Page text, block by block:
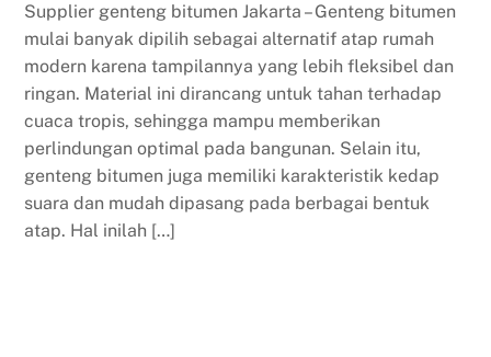
Supplier genteng bitumen Jakarta – Genteng bitumen
mulai banyak dipilih sebagai alternatif atap rumah
modern karena tampilannya yang lebih fleksibel dan
ringan. Material ini dirancang untuk tahan terhadap
cuaca tropis, sehingga mampu memberikan
perlindungan optimal pada bangunan. Selain itu,
genteng bitumen juga memiliki karakteristik kedap
suara dan mudah dipasang pada berbagai bentuk
atap. Hal inilah […]